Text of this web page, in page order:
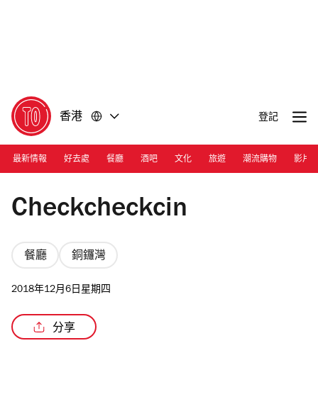
香港 登記
最新情報 好去處 餐廳 酒吧 文化 旅遊 潮流購物 影片
House 1881/Checkcheckcin
Checkcheckcin
餐廳 銅鑼灣
2018年12月6日星期四
分享